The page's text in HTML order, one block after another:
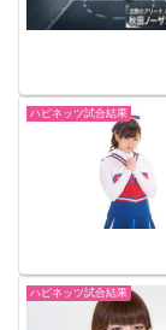
ハピネッツ試合結果
ハピネッツ試合結果